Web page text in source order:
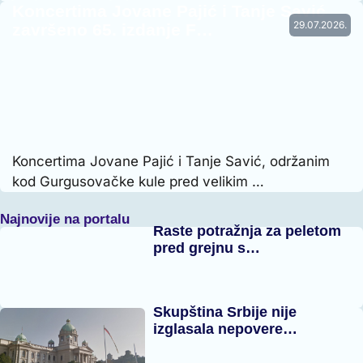
29.07.2026.
Koncertima Jovane Pajić i Tanje Savić
Koncertima Jovane Pajić i Tanje Savić, održanim
kod Gurgusovačke kule pred velikim …
Najnovije na portalu
Raste potražnja za peletom
pred grejnu s…
Skupština Srbije nije
izglasala nepovere…